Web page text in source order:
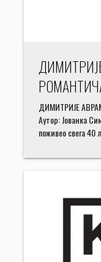
ДИМИТРИЈЕ
Аутор: Јованка
поживео свега 40